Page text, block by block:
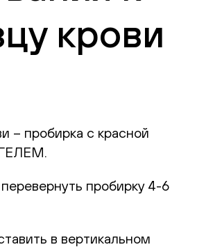
крови
– пробирка с красной
пробирку 4-6
в вертикальном